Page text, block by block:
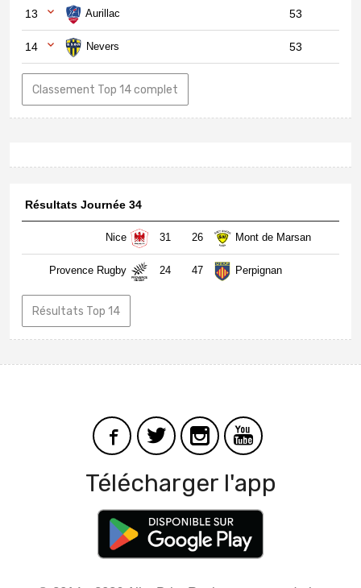
13 Aurillac 53
14 Nevers 53
Classement Top 14 complet
Résultats Journée 34
Nice 31 26 Mont de Marsan
Provence Rugby 24 47 Perpignan
Résultats Top 14
Télécharger l'app